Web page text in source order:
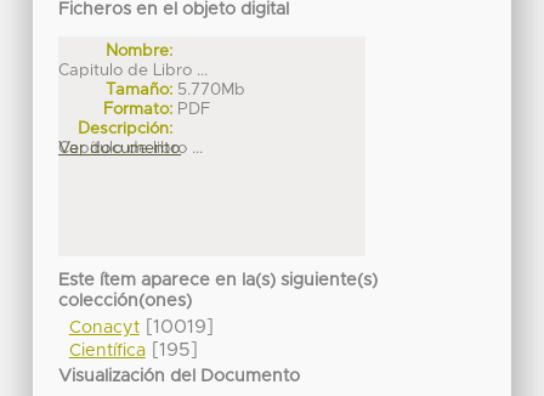
Ficheros en el objeto digital
Nombre:
Capitulo de Libro ...
Tamaño: 5.770Mb
Formato: PDF
Descripción:
Capítulo de libro ...
Ver documento
Este ítem aparece en la(s) siguiente(s)
colección(ones)
Conacyt[10019]
Científica[195]
Visualización del Documento